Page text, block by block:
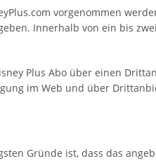
vorgenommen
Innerhalb von ein bis
Plus Abo über einen
im Web und über
Gründe ist, dass das